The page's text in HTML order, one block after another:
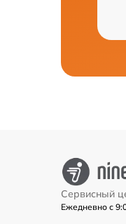
Сервисный
Ежедневно с